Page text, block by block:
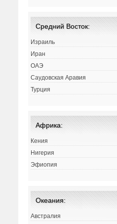
Средний Восток:
Израиль
Иран
ОАЭ
Саудовская Аравия
Турция
Африка:
Кения
Нигерия
Эфиопия
Океания:
Австралия